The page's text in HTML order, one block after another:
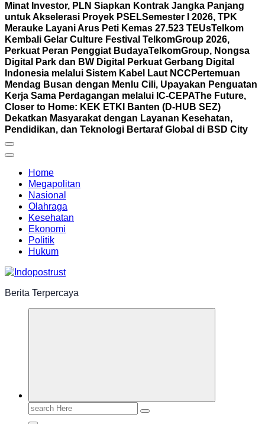
Minat Investor, PLN Siapkan Kontrak Jangka Panjang
untuk Akselerasi Proyek PSELSemester I 2026, TPK
Merauke Layani Arus Peti Kemas 27.523 TEUsTelkom
Kembali Gelar Culture Festival TelkomGroup 2026,
Perkuat Peran Penggiat BudayaTelkomGroup, Nongsa
Digital Park dan BW Digital Perkuat Gerbang Digital
Indonesia melalui Sistem Kabel Laut NCC Pertemuan
Mendag Busan dengan Menlu Cili, Upayakan Penguatan
Kerja Sama Perdagangan melalui IC-CEPAThe Future,
Closer to Home: KEK ETKI Banten (D-HUB SEZ)
Dekatkan Masyarakat dengan Layanan Kesehatan,
Pendidikan, dan Teknologi Bertaraf Global di BSD City
Home
Megapolitan
Nasional
Olahraga
Kesehatan
Ekonomi
Politik
Hukum
Berita Terpercaya
Search